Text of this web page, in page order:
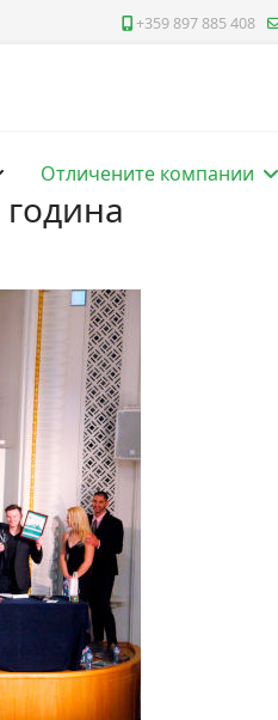
+359 897 885 408
Отличените компании